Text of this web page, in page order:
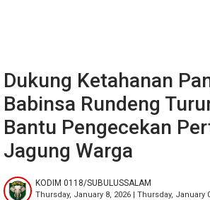
Dukung Ketahanan
Babinsa Rundeng
Bantu Pengecekan
Jagung Warga
KODIM 0118/SUBULUSSALAM
Thursday, January 8, 2026 | Thursday, January